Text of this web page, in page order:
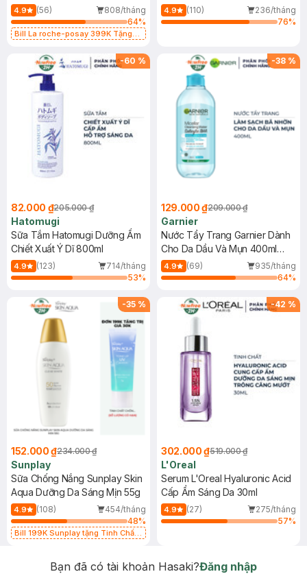
Dụng 40ml
4.9 (56)
808/tháng
64%
Bill La roche-posay 399K Tặng
(SL có hạn)
40ml
4.9 (110)
236/tháng
76%
-60 %
82.000 ₫205.000 ₫
Hatomugi
Sữa Tắm Hatomugi Dưỡng Ẩm
Chiết Xuất Ý Dĩ 800ml
4.9 (123)
714/tháng
53%
-38 %
129.000 ₫209.000 ₫
Garnier
Nước Tẩy Trang Garnier Dành
Cho Da Dầu Và Mụn 400ml
(Mới)
4.9 (69)
935/tháng
64%
-35 %
152.000 ₫234.000 ₫
Sunplay
Sữa Chống Nắng Sunplay Skin
Aqua Dưỡng Da Sáng Mịn 55g
4.9 (108)
454/tháng
48%
Bill 199K Sunplay tặng Tinh Chất
-42 %
302.000 ₫519.000 ₫
L'Oreal
Serum L'Oreal Hyaluronic Acid
Cấp Ẩm Sáng Da 30ml
4.9 (27)
275/tháng
57%
Bạn đã có tài khoản Hasaki?Đăng nhập